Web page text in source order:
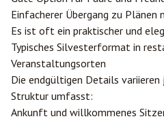
Einfacherer Übergang zu
Es ist oft ein praktischer und
Typisches Silvesterformat in
Veranstaltungsorten
Die endgültigen Details variieren
Struktur umfasst:
Ankunft und willkommenes